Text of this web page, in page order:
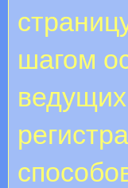
шагом